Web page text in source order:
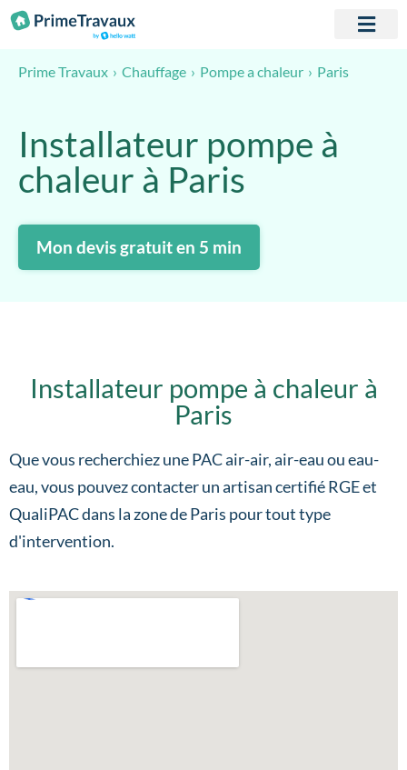
Passer au contenu
Prime Travaux Chauffage Pompe a chaleur Paris
Installateur pompe à
chaleur à Paris
Mon devis gratuit en 5 min
Installateur pompe à chaleur à
Paris
Que vous recherchiez une PAC air-air, air-eau ou eau-
eau, vous pouvez contacter un artisan certifié RGE et
QualiPAC dans la zone de Paris pour tout type
d'intervention.